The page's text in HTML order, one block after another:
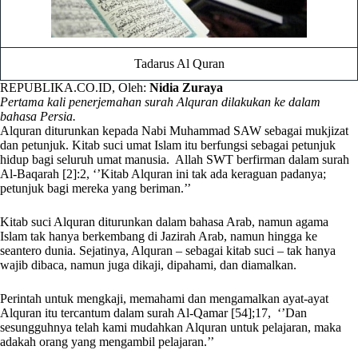
Tadarus Al Quran
REPUBLIKA.CO.ID, Oleh: Nidia Zuraya
Pertama kali penerjemahan surah Alquran dilakukan ke dalam
bahasa Persia.
Alquran diturunkan kepada Nabi Muhammad SAW sebagai mukjizat
dan petunjuk. Kitab suci umat Islam itu berfungsi sebagai petunjuk
hidup bagi seluruh umat manusia. Allah SWT berfirman dalam surah
Al-Baqarah [2]:2, ‘’Kitab Alquran ini tak ada keraguan padanya;
petunjuk bagi mereka yang beriman.’’
Kitab suci Alquran diturunkan dalam bahasa Arab, namun agama
Islam tak hanya berkembang di Jazirah Arab, namun hingga ke
seantero dunia. Sejatinya, Alquran – sebagai kitab suci – tak hanya
wajib dibaca, namun juga dikaji, dipahami, dan diamalkan.
Perintah untuk mengkaji, memahami dan mengamalkan ayat-ayat
Alquran itu tercantum dalam surah Al-Qamar [54];17, ‘’Dan
sesungguhnya telah kami mudahkan Alquran untuk pelajaran, maka
adakah orang yang mengambil pelajaran.’’